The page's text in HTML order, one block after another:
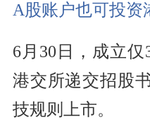
A股账户也可投资
6月30日，成立
港交所递交招股
技规则上市。